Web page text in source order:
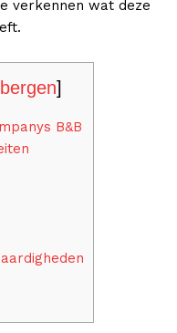
verkennen wat deze
]
B&B